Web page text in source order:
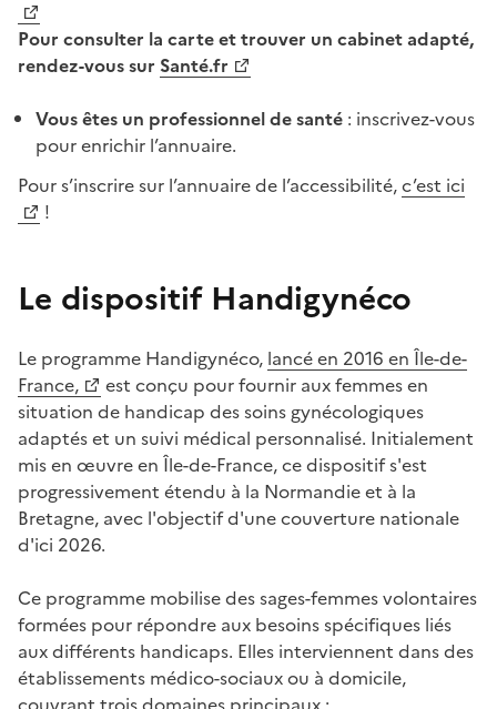
Pour consulter la carte et trouver un cabinet adapté,
rendez-vous sur Santé.fr
Vous êtes un professionnel de santé : inscrivez-vous
pour enrichir l’annuaire.
Pour s’inscrire sur l’annuaire de l’accessibilité,c’est ici
!
Le dispositif Handigynéco
Le programme Handigynéco, lancé en 2016 en Île-de-
France,
est conçu pour fournir aux femmes en
situation de handicap des soins gynécologiques
adaptés et un suivi médical personnalisé. Initialement
mis en œuvre en Île-de-France, ce dispositif s'est
progressivement étendu à la Normandie et à la
Bretagne, avec l'objectif d'une couverture nationale
d'ici 2026.
Ce programme mobilise des sages-femmes volontaires
formées pour répondre aux besoins spécifiques liés
aux différents handicaps. Elles interviennent dans des
établissements médico-sociaux ou à domicile,